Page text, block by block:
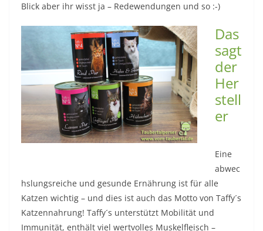
Blick aber ihr wisst ja – Redewendungen und so :-)
Das
sagt
der
Her
stell
er
Eine
abwec
hslungsreiche und gesunde Ernährung ist für alle
Katzen wichtig – und dies ist auch das Motto von Taffy´s
Katzennahrung! Taffy´s unterstützt Mobilität und
Immunität, enthält viel wertvolles Muskelfleisch –